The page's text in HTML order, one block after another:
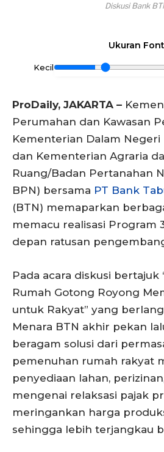
Diskusi Bank
Ukuran Font
Kecil
ProDaily, JAKARTA –
Perumahan dan Kawasan
Kementerian Dalam Negeri
dan Kementerian Agraria
Ruang/Badan Pertanahan
BPN) bersama PT Bank
(BTN) memaparkan
memacu realisasi Program
depan ratusan
Pada acara diskusi bertajuk
Rumah Gotong Royong
untuk Rakyat” yang
Menara BTN akhir pekan
beragam solusi dari
pemenuhan rumah rakyat
penyediaan lahan,
mengenai relaksasi pajak
meringankan harga
sehingga lebih terjangkau